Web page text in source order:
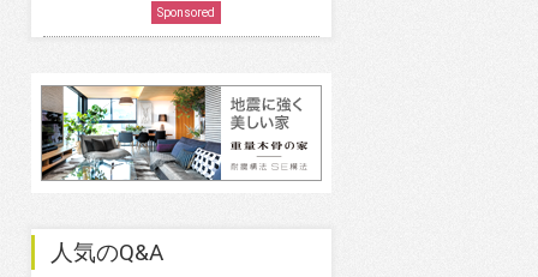
Sponsored
人気のQ&A